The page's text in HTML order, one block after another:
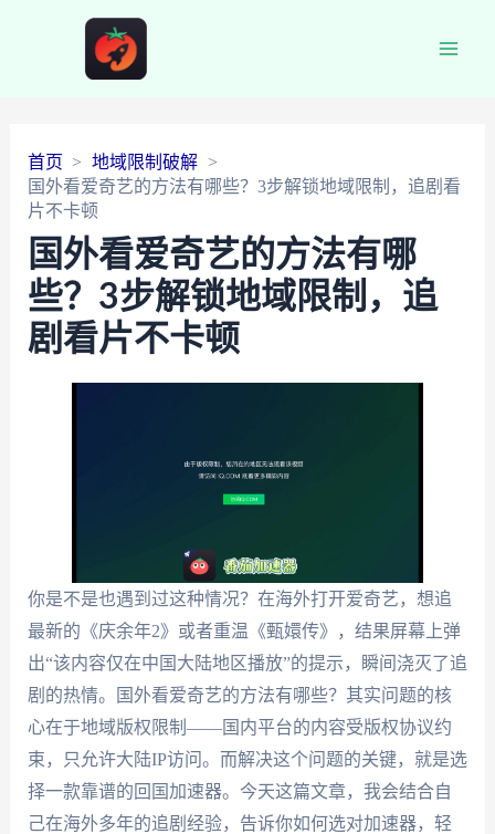
首页
地域限制破解
国外看爱奇艺的方法有哪些？3步解锁地域限制，追剧看
片不卡顿
国外看爱奇艺的方法有哪
些？3步解锁地域限制，追
剧看片不卡顿
你是不是也遇到过这种情况？在海外打开爱奇艺，想追
最新的《庆余年2》或者重温《甄嬛传》，结果屏幕上弹
出“该内容仅在中国大陆地区播放”的提示，瞬间浇灭了追
剧的热情。国外看爱奇艺的方法有哪些？其实问题的核
心在于地域版权限制——国内平台的内容受版权协议约
束，只允许大陆IP访问。而解决这个问题的关键，就是选
择一款靠谱的回国加速器。今天这篇文章，我会结合自
己在海外多年的追剧经验，告诉你如何选对加速器，轻